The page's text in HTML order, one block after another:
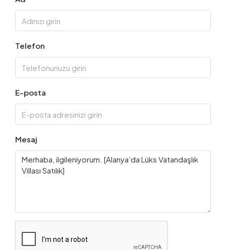
Telefon
E-posta
Mesaj